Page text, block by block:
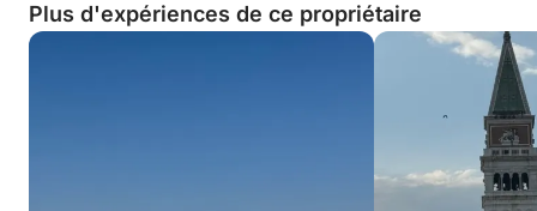
Plus d'expériences de ce propriétaire